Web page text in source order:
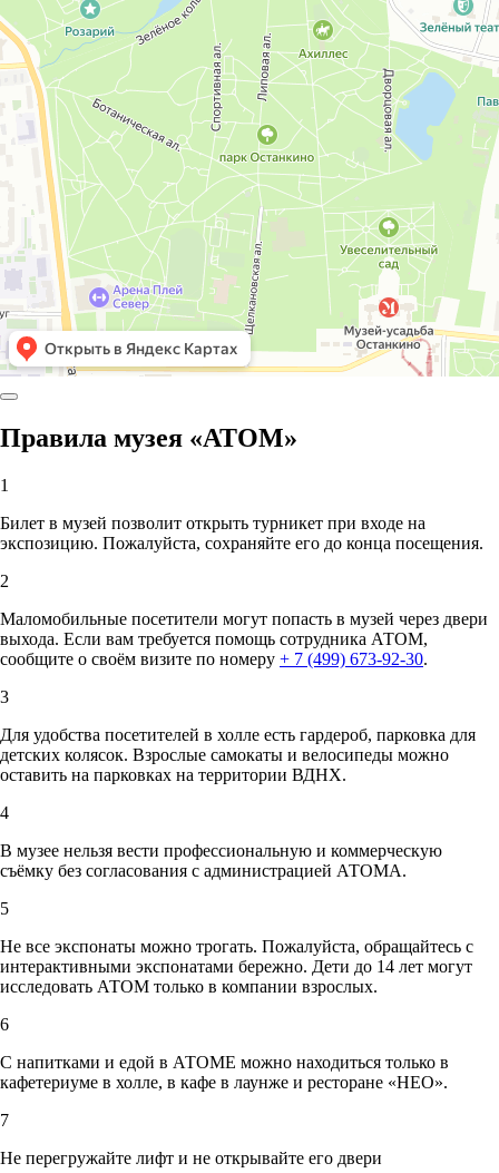
Правила музея «АТОМ»
1
Билет в музей позволит открыть турникет при входе на
экспозицию. Пожалуйста, сохраняйте его до конца посещения.
2
Маломобильные посетители могут попасть в музей через двери
выхода. Если вам требуется помощь сотрудника АТОМ,
сообщите о своём визите по номеру + 7 (499) 673-92-30.
3
Для удобства посетителей в холле есть гардероб, парковка для
детских колясок. Взрослые самокаты и велосипеды можно
оставить на парковках на территории ВДНХ.
4
В музее нельзя вести профессиональную и коммерческую
съёмку без согласования с администрацией АТОМА.
5
Не все экспонаты можно трогать. Пожалуйста, обращайтесь с
интерактивными экспонатами бережно. Дети до 14 лет могут
исследовать АТОМ только в компании взрослых.
6
С напитками и едой в АТОМЕ можно находиться только в
кафетериуме в холле, в кафе в лаунже и ресторане «НЕО».
7
Не перегружайте лифт и не открывайте его двери